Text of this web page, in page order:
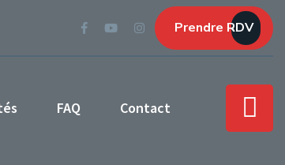
Prendre RDV
FAQ Contact